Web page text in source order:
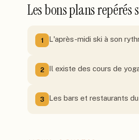
Les bons plans repérés
1 L'après-midi ski à son
2 Il existe des cours de
3 Les bars et restaurants